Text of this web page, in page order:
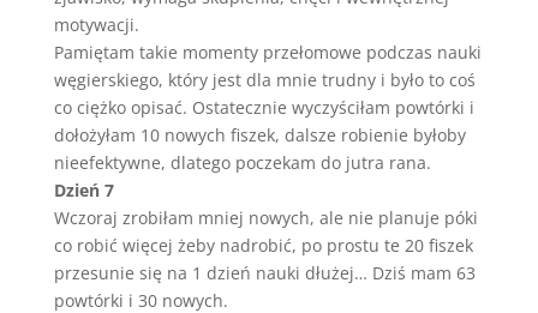
motywacji.
Pamiętam takie momenty przełomowe podczas nauki
węgierskiego, który jest dla mnie trudny i było to coś
co ciężko opisać. Ostatecznie wyczyściłam powtórki i
dołożyłam 10 nowych fiszek, dalsze robienie byłoby
nieefektywne, dlatego poczekam do jutra rana.
Dzień 7
Wczoraj zrobiłam mniej nowych, ale nie planuje póki
co robić więcej żeby nadrobić, po prostu te 20 fiszek
przesunie się na 1 dzień nauki dłużej… Dziś mam 63
powtórki i 30 nowych.